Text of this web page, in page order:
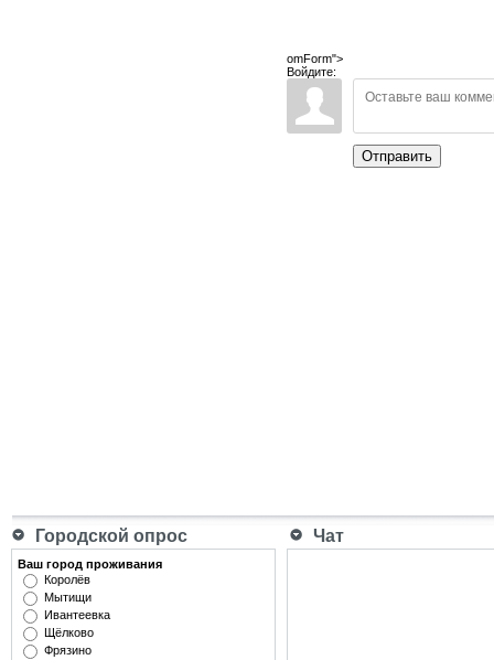
omForm">
Войдите:
Отправить
Городской опрос Чат
Ваш город проживания
Королёв
Мытищи
Ивантеевка
Щёлково
Фрязино